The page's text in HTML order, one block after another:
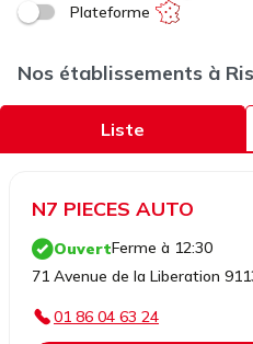
Plateforme
Nos établissements à
Liste
N7 PIECES AUTO
OuvertFerme à 12:30
71 Avenue de la Liberation
01 86 04 63 24